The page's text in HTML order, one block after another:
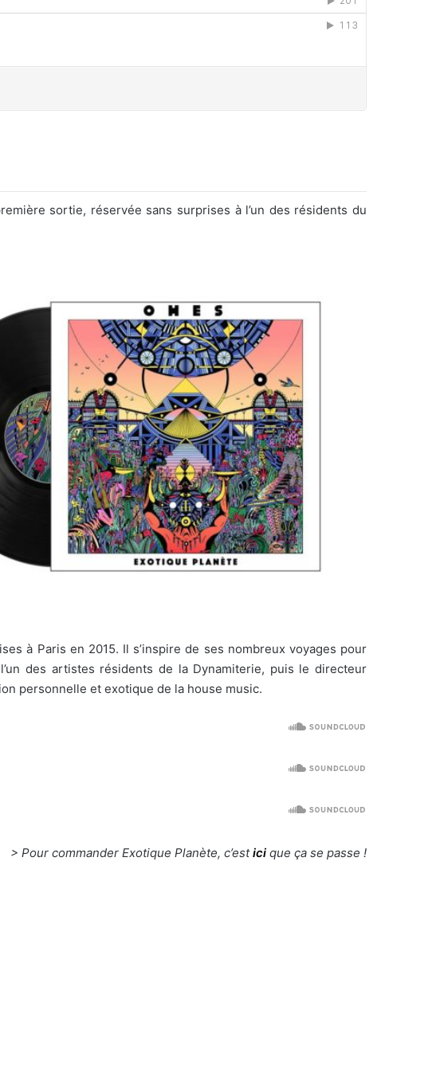
sortie, réservée sans surprises à l’un des résidents du
à Paris en 2015. Il s’inspire de ses nombreux voyages pour
des artistes résidents de la Dynamiterie, puis le directeur
personnelle et exotique de la house music.
> Pour commander Exotique Planète, c’estici que ça se passe !